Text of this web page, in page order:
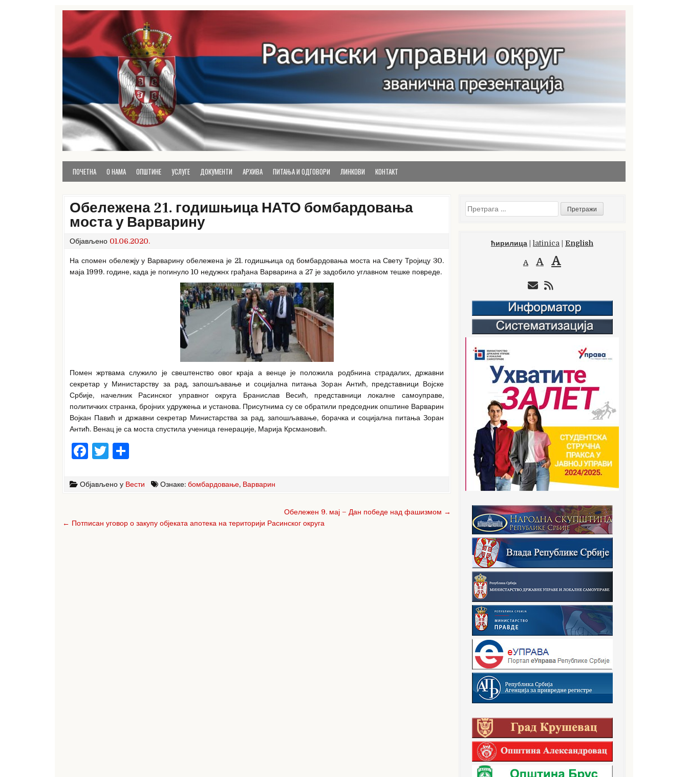
Расински округ
званична презентација Расинског управног округа
ПОЧЕТНА О НАМА ОПШТИНЕ УСЛУГЕ ДОКУМЕНТИ АРХИВА ПИТАЊА И ОДГОВОРИ ЛИНКОВИ КОНТАКТ
Обележена 21. годишњица НАТО бомбардовања
моста у Варварину
Објављено 01.06.2020.
На спомен обележју у Варварину обележена је 21. годишњица од бомбардовања моста на Свету Тројицу 30.
маја 1999. године, када је погинуло 10 недужнх грађана Варварина а 27 је задобило углавном тешке повреде.
Помен жртвама служило је свештенство овог краја а венце је положила родбнина страдалих, државни
секретар у Министарству за рад, запошљавање и социјална питања Зоран Антић, представници Војске
Србије, начелник Расинског управног округа Бранислав Весић, представници локалне самоуправе,
политичких странка, бројних удружења и установа. Присутнима су се обратили председник општине Варварин
Војкан Павић и државни секретар Министарства за рад, запошљавање, борачка и социјална питања Зоран
Антић. Венац је са моста спустила ученица генерације, Марија Крсмановић.
F
c
T
it ar
Објављено у Вести Ознаке: бомбардовање, Варварин
чланка
Обележен 9. мај – Дан победе над фашизмом →
← Потписан уговор о закупу објеката апотека на територији Расинског округа
Претрага
за:
ћирилица latinica English
A A A